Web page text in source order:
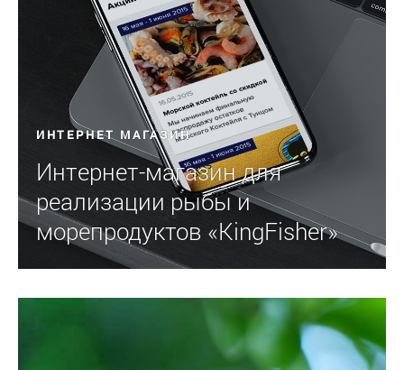
ИНТЕРНЕТ МАГАЗИН
Интернет-магазин для
реализации рыбы и
морепродуктов «KingFisher»